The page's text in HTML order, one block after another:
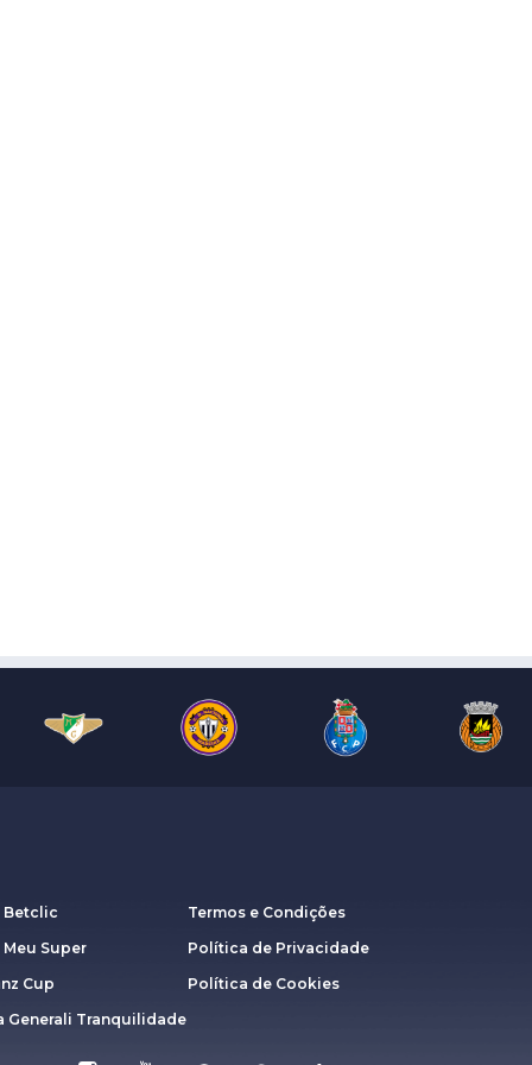
Betclic
Meu Super
Cup
Generali Tranquilidade
Termos e Condições
Política de Privacidade
Política de Cookies